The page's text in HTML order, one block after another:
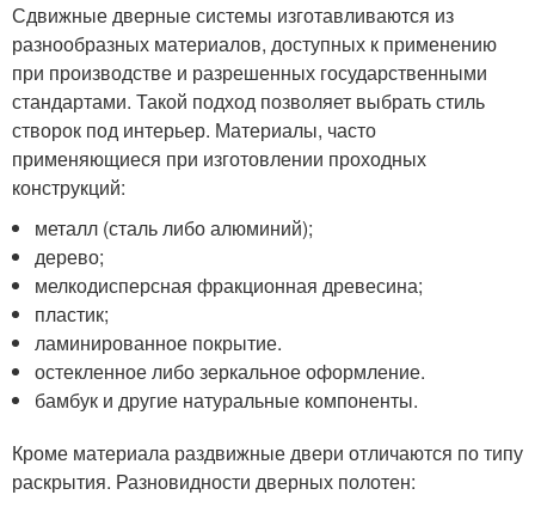
Сдвижные дверные системы изготавливаются из
разнообразных материалов, доступных к применению
при производстве и разрешенных государственными
стандартами. Такой подход позволяет выбрать стиль
створок под интерьер. Материалы, часто
применяющиеся при изготовлении проходных
конструкций:
металл (сталь либо алюминий);
дерево;
мелкодисперсная фракционная древесина;
пластик;
ламинированное покрытие.
остекленное либо зеркальное оформление.
бамбук и другие натуральные компоненты.
Кроме материала раздвижные двери отличаются по типу
раскрытия. Разновидности дверных полотен: